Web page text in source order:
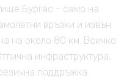
Бургас - само на
връзки и извън
на около 80 км. Всичко
инфраструктура,
поддръжка.